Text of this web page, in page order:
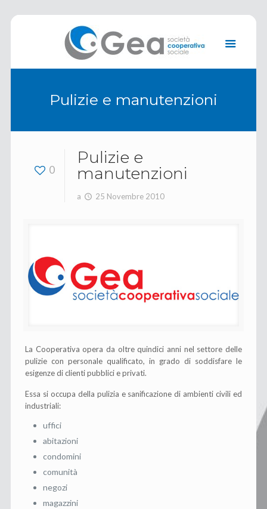
Pulizie e manutenzioni
0
Pulizie e
manutenzioni
a 25 Novembre 2010
La Cooperativa opera da oltre quindici anni nel settore delle
pulizie con personale qualificato, in grado di soddisfare le
esigenze di clienti pubblici e privati.
Essa si occupa della pulizia e sanificazione di ambienti civili ed
industriali:
uffici
abitazioni
condomini
comunità
negozi
magazzini